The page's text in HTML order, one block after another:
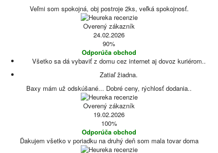
Veľmi som spokojná, obj postroje 2ks, veľká spokojnosť.
Overený zákazník
24.02.2026
90%
Odporúča obchod
Všetko sa dá vybaviť z domu cez internet aj dovoz kuriérom..
Zatiaľ žiadna.
Baxy mám už odskúšané... Dobré ceny, rýchlosť dodania..
Overený zákazník
19.02.2026
100%
Odporúča obchod
Ďakujem všetko v poriadku na druhý deň som mala tovar doma